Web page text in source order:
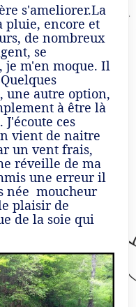
s'ameliorer.La
pluie, encore et
de nombreux
se
je m'en moque. Il
une autre option,
à être là
ces
vient de naitre
un vent frais,
réveille de ma
une erreur il
née moucheur
plaisir de
de la soie qui